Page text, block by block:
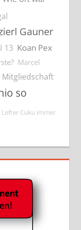
Gauner
13 Koan Pex
Marcel
Mitgliedschaft
so
Lefter Cuku immer